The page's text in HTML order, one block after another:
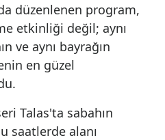
düzenlenen program,
etkinliği değil; aynı
ve aynı bayrağın
en güzel
Talas'ta sabahın
saatlerde alanı